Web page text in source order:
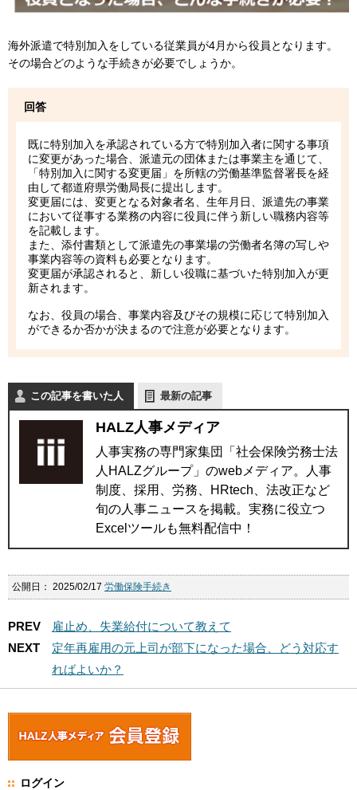
海外派遣で特別加入をしている従業員が4月から役員となります。
その場合どのような手続きが必要でしょうか。
回答
既に特別加入を承認されている方で特別加入者に関する事項
に変更があった場合、派遣元の団体または事業主を通じて、
「特別加入に関する変更届」を所轄の労働基準監督署長を経
由して都道府県労働局長に提出します。
変更届には、変更となる対象者名、生年月日、派遣先の事業
において従事する業務の内容に役員に伴う新しい職務内容等
を記載します。
また、添付書類として派遣先の事業場の労働者名簿の写しや
事業内容等の資料も必要となります。
変更届が承認されると、新しい役職に基づいた特別加入が更
新されます。
なお、役員の場合、事業内容及びその規模に応じて特別加入
ができるか否かが決まるので注意が必要となります。
この記事を書いた人 最新の記事
HALZ人事メディア
人事実務の専門家集団「社会保険労務士法
人HALZグループ」のwebメディア。人事
制度、採用、労務、HRtech、法改正など
旬の人事ニュースを掲載。実務に役立つ
Excelツールも無料配信中！
公開日： 2025/02/17 労働保険手続き
PREV
雇止め、失業給付について教えて
NEXT
定年再雇用の元上司が部下になった場合、どう対応す
ればよいか？
ログイン